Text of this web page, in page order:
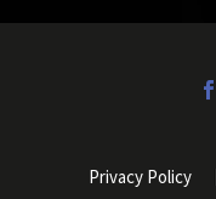
Privacy Policy